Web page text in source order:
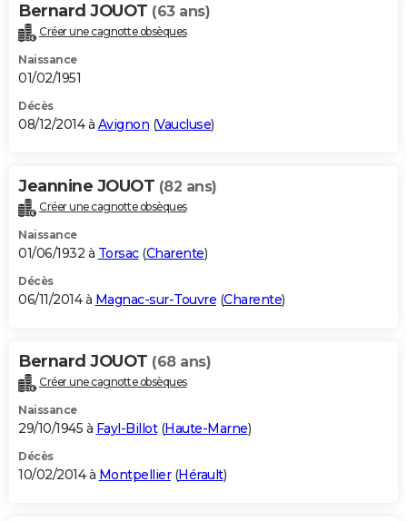
Bernard JOUOT (63 ans)
Créer une cagnotte obsèques
Naissance
01/02/1951
Décès
08/12/2014 à Avignon (Vaucluse)
Jeannine JOUOT (82 ans)
Créer une cagnotte obsèques
Naissance
01/06/1932 à Torsac(Charente)
Décès
06/11/2014 à Magnac-sur-Touvre (Charente)
Bernard JOUOT (68 ans)
Créer une cagnotte obsèques
Naissance
29/10/1945 à Fayl-Billot(Haute-Marne)
Décès
10/02/2014 à Montpellier(Hérault)